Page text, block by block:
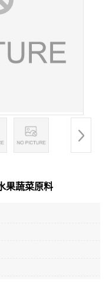
果蔬菜原料